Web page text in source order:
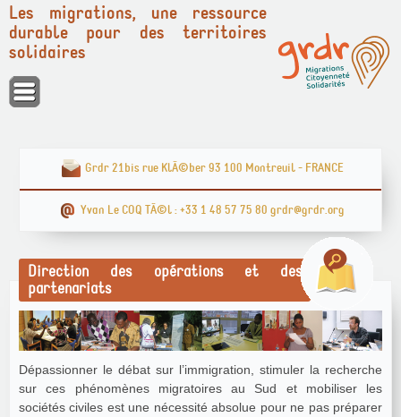
Panneau de gestion des cookies
Les migrations, une ressource
durable pour des territoires
solidaires
Grdr 21bis rue KlÃ©ber 93 100 Montreuil - FRANCE
Yvan Le COQ TÃ©l : +33 1 48 57 75 80 grdr@grdr.org
Direction des opérations et des
partenariats
Dépassionner le débat sur l’immigration, stimuler la recherche
sur ces phénomènes migratoires au Sud et mobiliser les
sociétés civiles est une nécessité absolue pour ne pas préparer